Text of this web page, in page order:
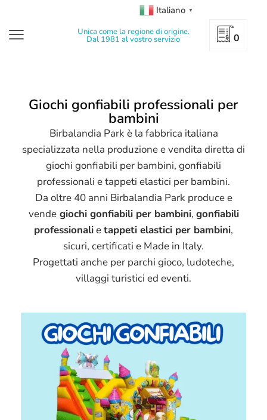
Italiano ▼
Unica come la regione di origine.
Dal 1981 al vostro servizio 0
Ecco come potremmo trasformare il tuo
locale.
Giochi gonfiabili professionali per
bambini
Birbalandia Park è la fabbrica italiana
specializzata nella produzione e vendita diretta di
giochi gonfiabili per bambini, gonfiabili
professionali e tappeti elastici per bambini.
Da oltre 40 anni Birbalandia Park produce e
vendegiochi gonfiabili per bambini, gonfiabili
professionalietappeti elastici per bambini,
sicuri, certificati e Made in Italy.
Progettati anche per parchi gioco, ludoteche,
villaggi turistici ed eventi.